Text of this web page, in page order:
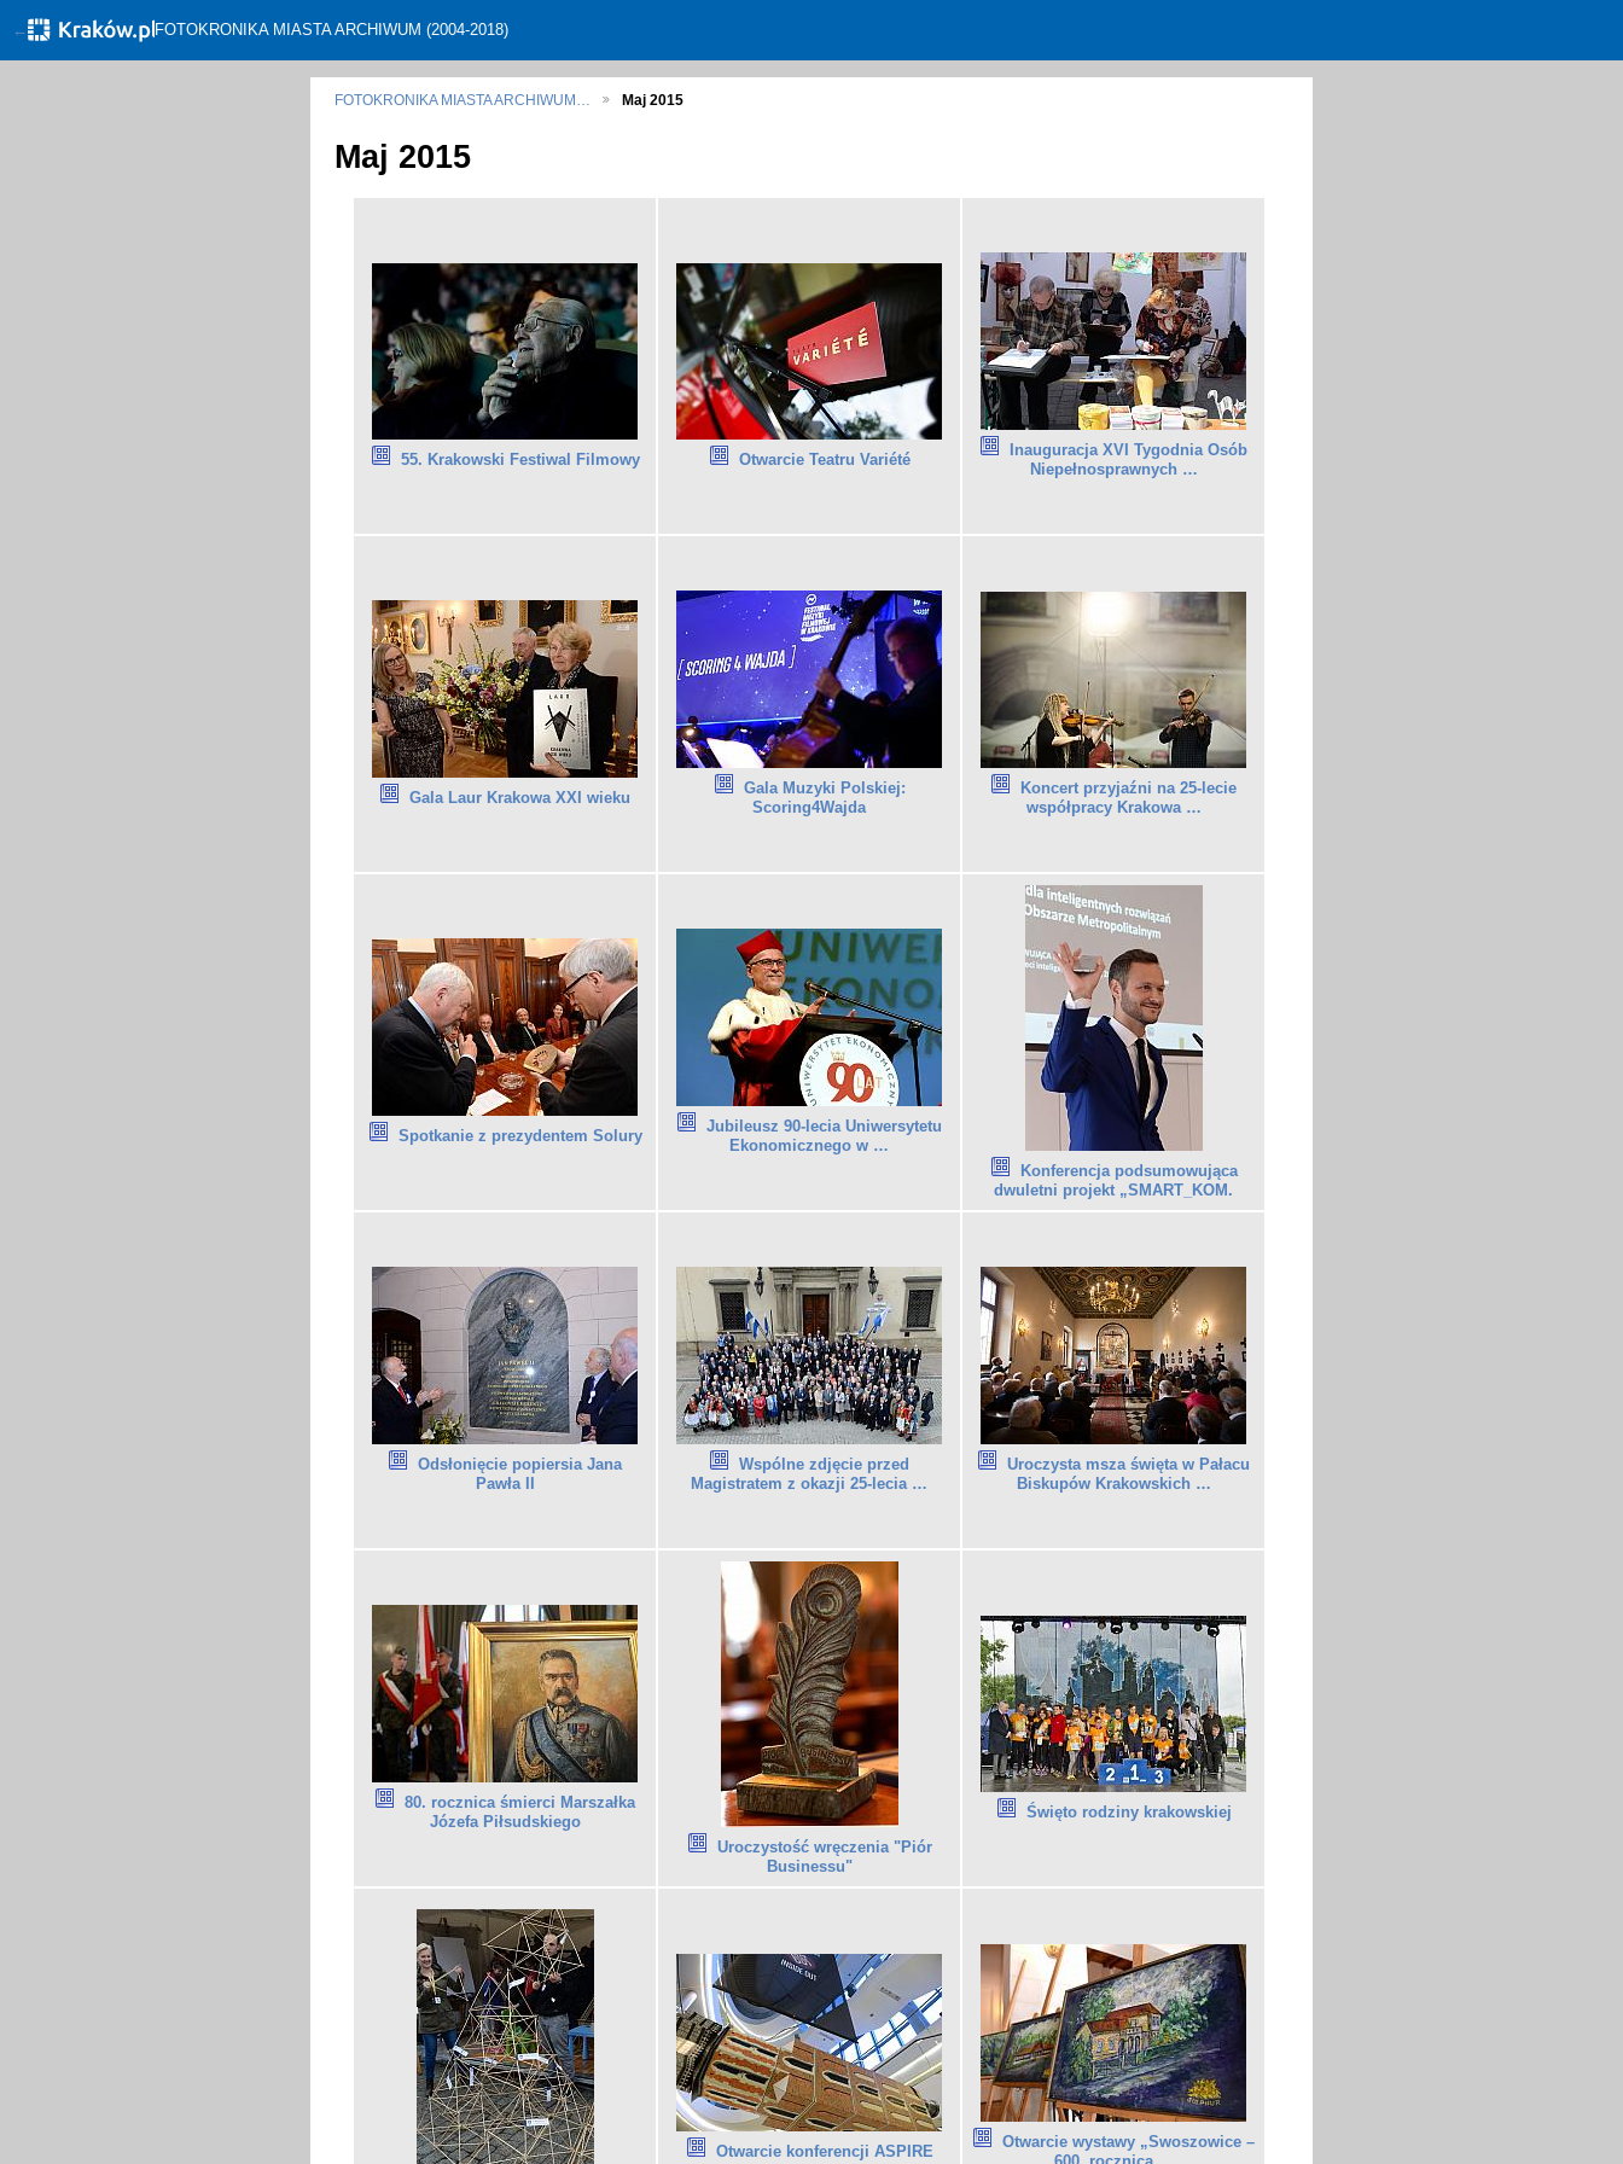
← FOTOKRONIKA MIASTA ARCHIWUM (2004-2018)
FOTOKRONIKA MIASTA ARCHIWUM… Maj 2015
Maj 2015
55. Krakowski Festiwal Filmowy Otwarcie Teatru Variété
Inauguracja XVI Tygodnia Osób
Niepełnosprawnych …
Gala Laur Krakowa XXI wieku
Gala Muzyki Polskiej:
Scoring4Wajda
Koncert przyjaźni na 25-lecie
współpracy Krakowa …
Spotkanie z prezydentem Solury
Jubileusz 90-lecia Uniwersytetu
Ekonomicznego w …
Konferencja podsumowująca
dwuletni projekt „SMART_KOM.
Odsłonięcie popiersia Jana
Pawła II
Wspólne zdjęcie przed
Magistratem z okazji 25-lecia …
Uroczysta msza święta w Pałacu
Biskupów Krakowskich …
80. rocznica śmierci Marszałka
Józefa Piłsudskiego
Uroczystość wręczenia "Piór
Businessu"
Święto rodziny krakowskiej
Otwarcie konferencji ASPIRE
Otwarcie wystawy „Swoszowice –